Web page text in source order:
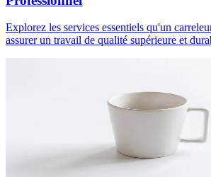
Explorez les services essentiels qu'un
assurer un travail de qualité supérieure et